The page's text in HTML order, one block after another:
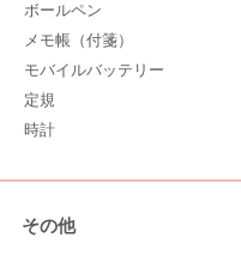
ボールペン
メモ帳（付箋）
モバイルバッテリー
定規
時計
その他